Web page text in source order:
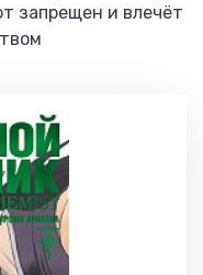
запрещен и влечёт